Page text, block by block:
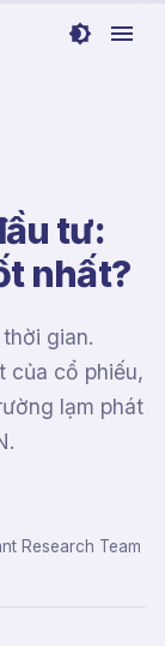
tư:
nhất?
gian.
của cổ phiếu,
lạm phát
Research Team